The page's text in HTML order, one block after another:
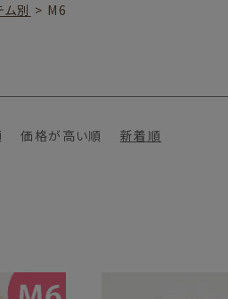
ム別 M6
価格が高い順 新着順